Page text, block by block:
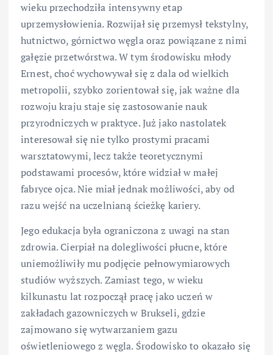
wieku przechodziła intensywny etap
uprzemysłowienia. Rozwijał się przemysł tekstylny,
hutnictwo, górnictwo węgla oraz powiązane z nimi
gałęzie przetwórstwa. W tym środowisku młody
Ernest, choć wychowywał się z dala od wielkich
metropolii, szybko zorientował się, jak ważne dla
rozwoju kraju staje się zastosowanie nauk
przyrodniczych w praktyce. Już jako nastolatek
interesował się nie tylko prostymi pracami
warsztatowymi, lecz także teoretycznymi
podstawami procesów, które widział w małej
fabryce ojca. Nie miał jednak możliwości, aby od
razu wejść na uczelnianą ścieżkę kariery.
Jego edukacja była ograniczona z uwagi na stan
zdrowia. Cierpiał na dolegliwości płucne, które
uniemożliwiły mu podjęcie pełnowymiarowych
studiów wyższych. Zamiast tego, w wieku
kilkunastu lat rozpoczął pracę jako uczeń w
zakładach gazowniczych w Brukseli, gdzie
zajmowano się wytwarzaniem gazu
oświetleniowego z węgla. Środowisko to okazało się